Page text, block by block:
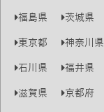
福島県
茨城県
東京都
神奈川県
石川県
福井県
滋賀県
京都府